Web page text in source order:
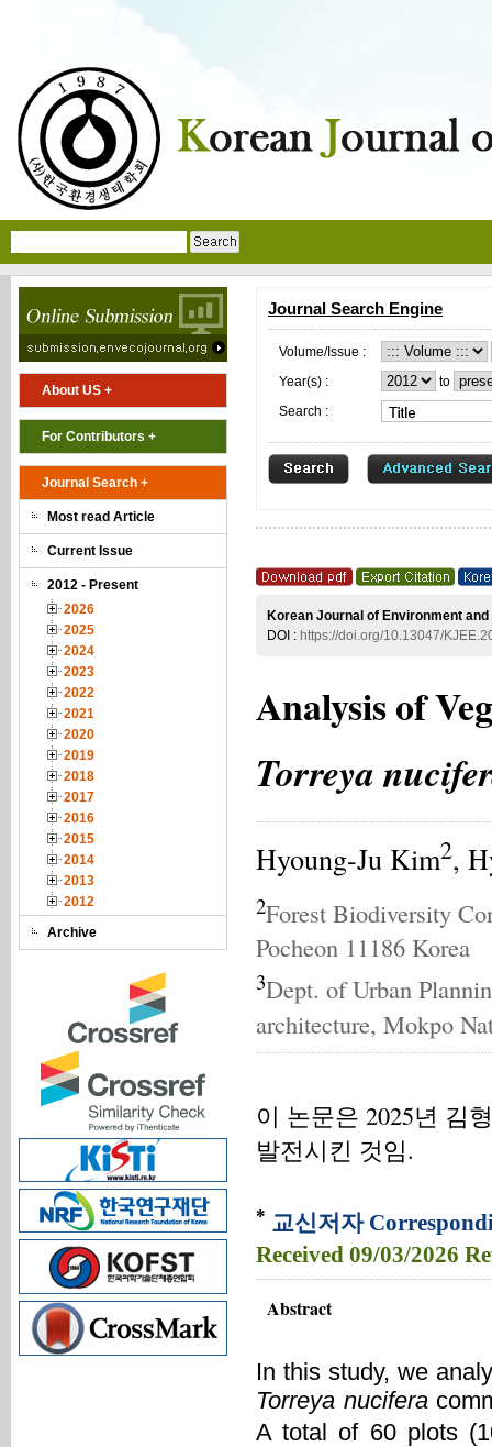
About US +
For Contributors +
Journal Search +
Most read Article
Current Issue
2012 - Present
2026
2025
2024
2023
2022
2021
2020
2019
2018
2017
2016
2015
2014
2013
2012
Archive
Journal Search Engine
Volume/Issue :
Year(s) :
to
Search :
Korean Journal of Environment
DOI : https://doi.org/10.13047/
Analysis of
Torreya
Hyoung-Ju Kim2,
2Forest Biodiversity
Pocheon 11186 Korea
3Dept. of Urban
architecture, Mokpo
이 논문은 2025년 김
발전시킨 것임.
* 교신저자
Received 09/03/2026
Abstract
In this study, we
Torreya nucifera
A total of 60 plots